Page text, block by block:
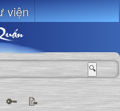
viện
🔍
🔑 📝